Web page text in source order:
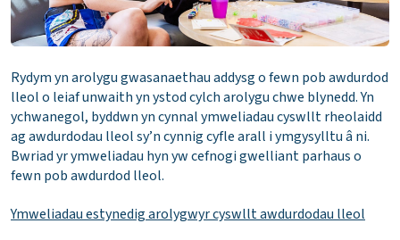
Rydym yn arolygu gwasanaethau addysg o fewn pob awdurdod
lleol o leiaf unwaith yn ystod cylch arolygu chwe blynedd. Yn
ychwanegol, byddwn yn cynnal ymweliadau cyswllt rheolaidd
ag awdurdodau lleol sy’n cynnig cyfle arall i ymgysylltu â ni.
Bwriad yr ymweliadau hyn yw cefnogi gwelliant parhaus o
fewn pob awdurdod lleol.
Ymweliadau estynedig arolygwyr cyswllt awdurdodau lleol